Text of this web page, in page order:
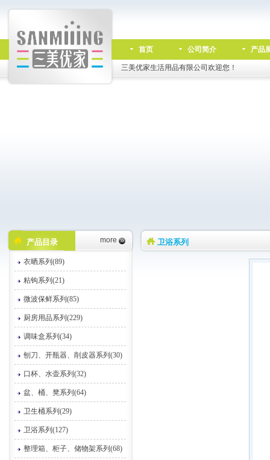
首页 公司简介 产品
三美优家生活用品有限公司欢迎您！
产品目录 more
衣晒系列(89)
粘钩系列(21)
微波保鲜系列(85)
厨房用品系列(229)
调味盒系列(34)
刨刀、开瓶器、削皮器系列(30)
口杯、水壶系列(32)
盆、桶、凳系列(64)
卫生桶系列(29)
卫浴系列(127)
整理箱、柜子、储物架系列(68)
卫浴系列